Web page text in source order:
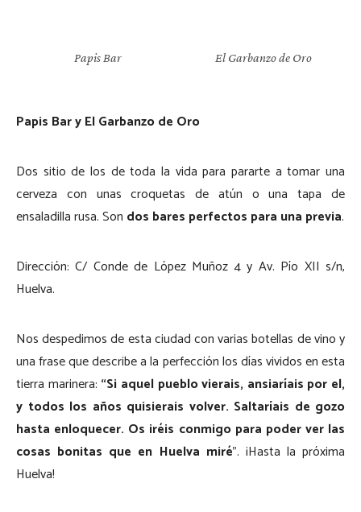
Papis Bar El Garbanzo de Oro
Papis Bar y El Garbanzo de Oro
Dos sitio de los de toda la vida para pararte a tomar una
cerveza con unas croquetas de atún o una tapa de
ensaladilla rusa. Son dos bares perfectos para una previa.
Dirección: C/ Conde de López Muñoz 4 y Av. Pío XII s/n,
Huelva.
Nos despedimos de esta ciudad con varias botellas de vino y
una frase que describe a la perfección los días vividos en esta
tierra marinera: “Si aquel pueblo vierais, ansiaríais por el,
y todos los años quisierais volver. Saltaríais de gozo
hasta enloquecer. Os iréis conmigo para poder ver las
cosas bonitas que en Huelva miré”. ¡Hasta la próxima
Huelva!